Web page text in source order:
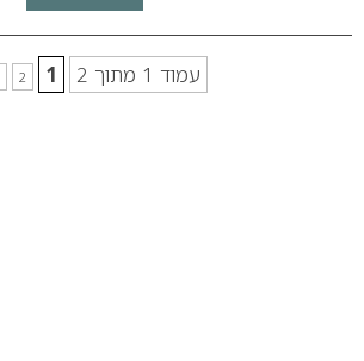
עמוד 1 מתוך 2 1
2